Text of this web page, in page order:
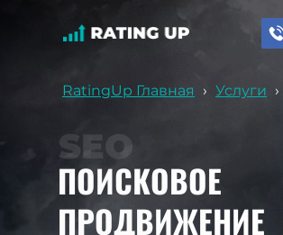
ПОИСКОВОЕ
ПРОДВИЖЕНИЕ
SEO
RatingUp Главная › Услуги ›